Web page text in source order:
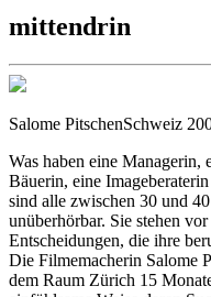
mittendrin
Salome PitschenSchweiz
Was haben eine Managerin,
Bäuerin, eine
sind alle zwischen 30 und
unüberhörbar. Sie stehen
Entscheidungen, die ihre
Die Filmemacherin Salome
dem Raum Zürich 15